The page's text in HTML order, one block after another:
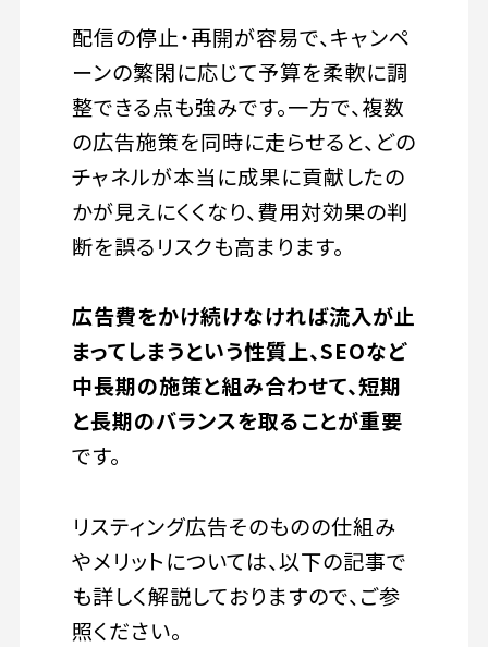
配信の停止・再開が容易で、キャンペ
ーンの繁閑に応じて予算を柔軟に調
整できる点も強みです。一方で、複数
の広告施策を同時に走らせると、どの
チャネルが本当に成果に貢献したの
かが見えにくくなり、費用対効果の判
断を誤るリスクも高まります。
広告費をかけ続けなければ流入が止
まってしまうという性質上、SEOなど
中長期の施策と組み合わせて、短期
と長期のバランスを取ることが重要
です。
リスティング広告そのものの仕組み
やメリットについては、以下の記事で
も詳しく解説しておりますので、ご参
照ください。